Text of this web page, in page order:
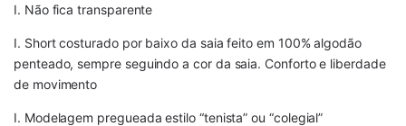
I. Não fica transparente
I. Short costurado por baixo da saia feito em 100% algodão
penteado, sempre seguindo a cor da saia. Conforto e liberdade
de movimento
I. Modelagem pregueada estilo “tenista” ou “colegial”